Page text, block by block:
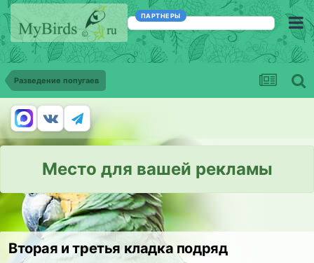
ПАРТНЕРЫ
Разведение попугаев
Место для вашей рекламы
Вторая и третья кладка подряд